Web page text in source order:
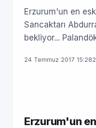
Erzurum'un en
Sancaktarı
bekliyor...
24 Temmuz 2017 15:28
Erzurum'un